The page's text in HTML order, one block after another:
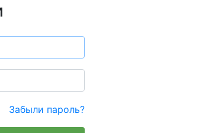
Забыли пароль?